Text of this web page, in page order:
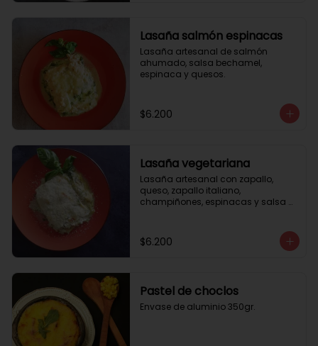
Lasaña salmón espinacas
Lasaña artesanal de salmón
ahumado, salsa bechamel,
espinaca y quesos.
$6.200
Lasaña vegetariana
Lasaña artesanal con zapallo,
queso, zapallo italiano,
champiñones, espinacas y salsa
$6.200
Pastel de choclos
Envase de aluminio 350gr.